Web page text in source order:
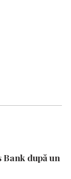
după un